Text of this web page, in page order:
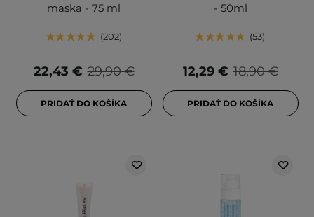
maska - 75 ml
202
29,90 €
22,43 €
PRIDAŤ DO KOŠÍKA
- 50ml
53
18,90 €
12,29 €
PRIDAŤ DO KOŠÍKA